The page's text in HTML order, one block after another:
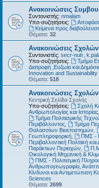
Ανακοινώσεις
Συντονιστής: nmalam
Υπο-συζητήσεις:
Kείμενα προς
Θέματα: 32
Ανακοινώσεις
Συντονιστές: secr-nutr
Υπο-συζητήσεις:
Τμήμα
Διατροφή ,Ευζωία και
Innovation and
Θέματα: 518
Ανακοινώσεις
Κεντρική Σελίδα Σχολής
Υπο-συζητήσεις:
Σχολή
Ανθρωπολογίας και Ιστορίας
Τμήμα Πολιτισμικής
Περιβάλλοντος
Τμήμα
Θαλασσίων Βιοεπιστημών
Γεωπληροφορική
ΠΜΣ -
Περιβαλλοντική Πολιτική και
Παράκτιων Περιοχών
Οικολογική Μηχανική &
ΠΜΣ - Πολιτισμική
Ανθρωπογεωγραφία,
Κίνδυνοι και Αντιμετώπιση
Sciences
Θέματα: 2699